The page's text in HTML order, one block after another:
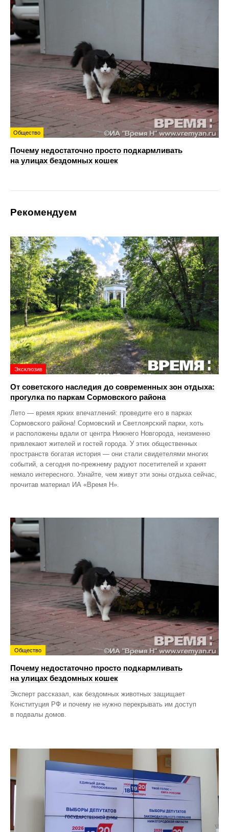
Общество
Почему недостаточно просто подкармливать
на улицах бездомных кошек
Рекомендуем
Эксклюзив
От советского наследия до современных зон отдыха:
прогулка по паркам Сормовского района
Лето — время ярких впечатлений: проведите его в парках
Сормовского района! Сормовский и Светлоярский парки, хоть
и расположены вдали от центра Нижнего Новгорода, неизменно
привлекают жителей и гостей города. У этих общественных
пространств богатая история — они стали свидетелями многих
событий, а сегодня по‑прежнему радуют посетителей и хранят
немало интересного. Узнайте, чем живут эти зоны отдыха сейчас,
прочитав материал ИА «Время Н».
Общество
Почему недостаточно просто подкармливать
на улицах бездомных кошек
Эксперт рассказал, как бездомных животных защищает
Конституция РФ и почему не нужно перекрывать им доступ
в подвалы домов.